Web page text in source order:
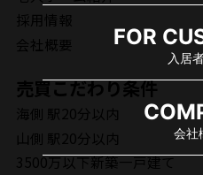
FOR
入居
会社
採用情報
会社概要
売買こだわり条件
海側 駅20分以内
山側 駅20分以内
3500万以下新築一戸建て